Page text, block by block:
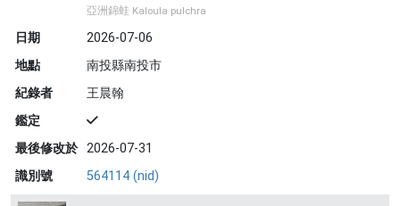
亞洲錦蛙 Kaloula pulchra
日期
2026-07-06
地點
南投縣南投市
紀錄者
王晨翰
鑑定
最後修改於 2026-07-31
識別號
564114 (nid)